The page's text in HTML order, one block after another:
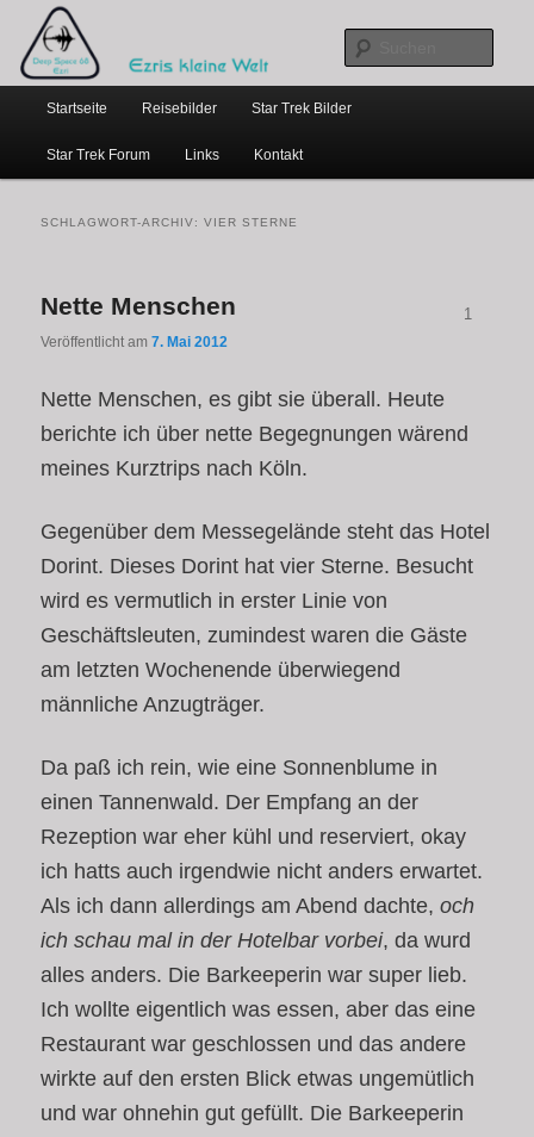
primären
Inhalt
springen
sekundären
Inhalt
springen
Ezris kleine Welt
…weil bloggen so schick ist
Hauptmenü
Startseite Reisebilder Star Trek Bilder
Star Trek Forum Links Kontakt
SCHLAGWORT-ARCHIV:VIER STERNE
Nette Menschen
Veröffentlicht am7. Mai 2012
1
Nette Menschen, es gibt sie überall. Heute
berichte ich über nette Begegnungen wärend
meines Kurztrips nach Köln.
Gegenüber dem Messegelände steht das Hotel
Dorint. Dieses Dorint hat vier Sterne. Besucht
wird es vermutlich in erster Linie von
Geschäftsleuten, zumindest waren die Gäste
am letzten Wochenende überwiegend
männliche Anzugträger.
Da paß ich rein, wie eine Sonnenblume in
einen Tannenwald. Der Empfang an der
Rezeption war eher kühl und reserviert, okay
ich hatts auch irgendwie nicht anders erwartet.
Als ich dann allerdings am Abend dachte,och
ich schau mal in der Hotelbar vorbei, da wurd
alles anders. Die Barkeeperin war super lieb.
Ich wollte eigentlich was essen, aber das eine
Restaurant war geschlossen und das andere
wirkte auf den ersten Blick etwas ungemütlich
und war ohnehin gut gefüllt. Die Barkeeperin